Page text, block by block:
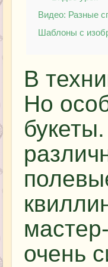
Видео: Разные
Шаблоны с
В
Но
очень